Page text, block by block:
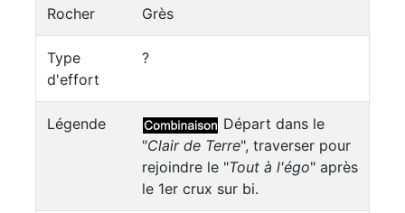
Rocher Grès
Type
d'effort
?
Légende
Départ dans le
"Clair de Terre", traverser pour
rejoindre le "Tout à l'égo" après
le 1er crux sur bi.